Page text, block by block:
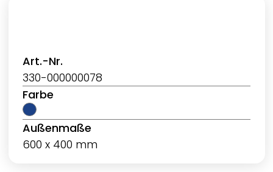
Art.-Nr.
330-000000078
Farbe
Außenmaße
600 x 400 mm